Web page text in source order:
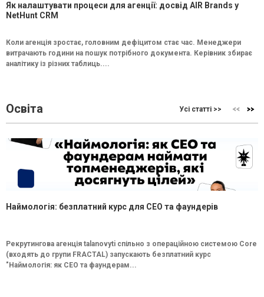
Як налаштувати процеси для агенції: досвід AIR Brands у
NetHunt CRM
Коли агенція зростає, головним дефіцитом стає час. Менеджери
витрачають години на пошук потрібного документа. Керівник збирає
аналітику із різних таблиць....
Освіта Усі статті >>
Наймологія: безплатний курс для CEO та фаундерів
Рекрутингова агенція talanovyti спільно з операційною системою Core
(входять до групи FRACTAL) запускають безплатний курс
"Наймологія: як СEO та фаундерам...